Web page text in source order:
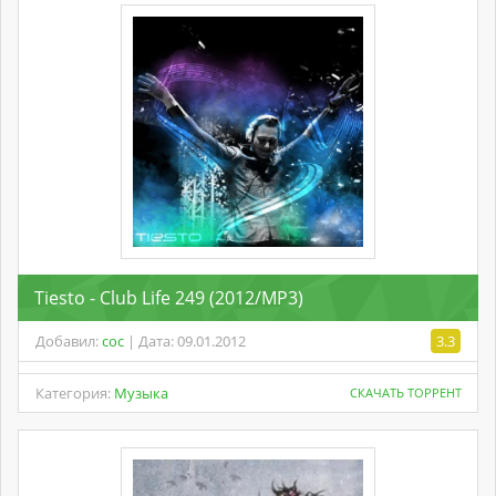
Tiesto - Club Life 249 (2012/MP3)
Добавил:coc | Дата: 09.01.2012 3.3
Категория: Музыка СКАЧАТЬ ТОРРЕНТ